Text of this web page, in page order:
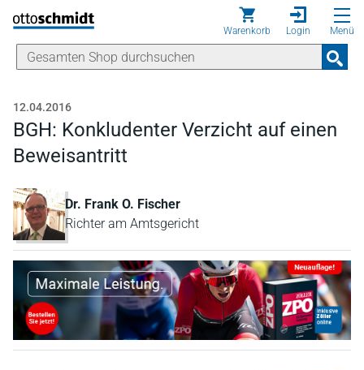
Direkt zum Inhalt
Warenkorb Login Menü
12.04.2016
BGH: Konkludenter Verzicht auf einen
Beweisantritt
Dr. Frank O. Fischer
Richter am Amtsgericht